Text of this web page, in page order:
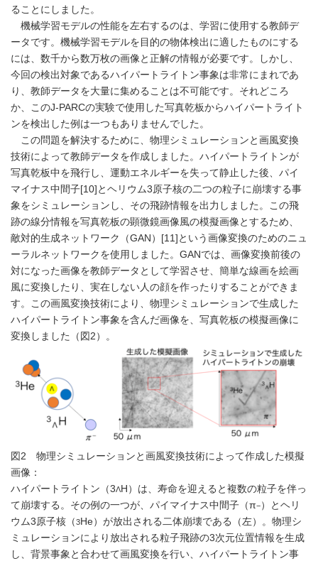
ることにしました。
機械学習モデルの性能を左右するのは、学習に使用する教師デ
ータです。機械学習モデルを目的の物体検出に適したものにする
には、数千から数万枚の画像と正解の情報が必要です。しかし、
今回の検出対象であるハイパートライトン事象は非常にまれであ
り、教師データを大量に集めることは不可能です。それどころ
か、このJ-PARCの実験で使用した写真乾板からハイパートライト
ンを検出した例は一つもありませんでした。
この問題を解決するために、物理シミュレーションと画風変換
技術によって教師データを作成しました。ハイパートライトンが
写真乾板中を飛行し、運動エネルギーを失って静止した後、パイ
マイナス中間子[10]とヘリウム3原子核の二つの粒子に崩壊する事
象をシミュレーションし、その飛跡情報を出力しました。この飛
跡の線分情報を写真乾板の顕微鏡画像風の模擬画像とするため、
敵対的生成ネットワーク（GAN）[11]という画像変換のためのニュ
ーラルネットワークを使用しました。GANでは、画像変換前後の
対になった画像を教師データとして学習させ、簡単な線画を絵画
風に変換したり、実在しない人の顔を作ったりすることができま
す。この画風変換技術により、物理シミュレーションで生成した
ハイパートライトン事象を含んだ画像を、写真乾板の模擬画像に
変換しました（図2）。
図2 物理シミュレーションと画風変換技術によって作成した模擬
画像：
ハイパートライトン（3ΛH）は、寿命を迎えると複数の粒子を伴っ
て崩壊する。その例の一つが、パイマイナス中間子（π−）とヘリ
ウム3原子核（3He）が放出される二体崩壊である（左）。物理シ
ミュレーションにより放出される粒子飛跡の3次元位置情報を生成
し、背景事象と合わせて画風変換を行い、ハイパートライトン事